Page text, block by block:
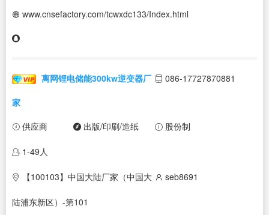
www.cnsefactory.com/tcwxdc133/Index.html
离网锂电储能300kw逆变器厂
家
086-17727870881
供应商 出版/印刷/造纸 股份制
1-49人
【100103】中国大陆厂家（中国大
陆浦东新区）-第101
seb8691